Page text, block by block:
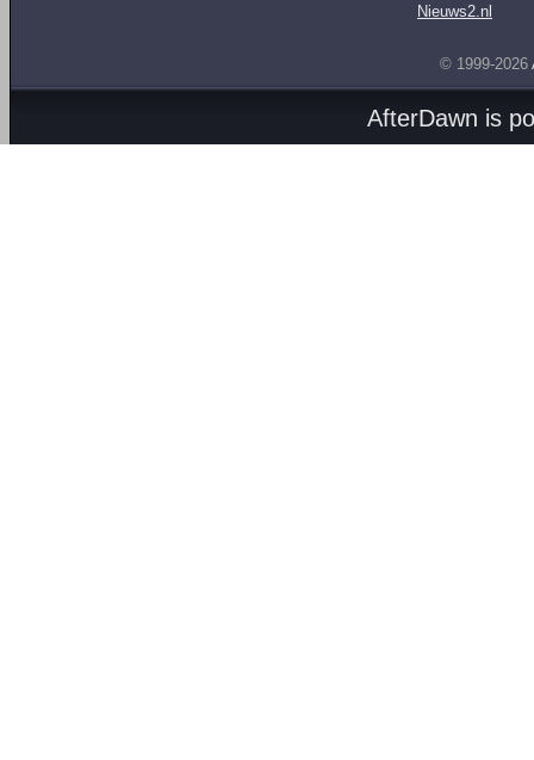
Nieuws2.nl
© 1999-2026
AfterDawn is